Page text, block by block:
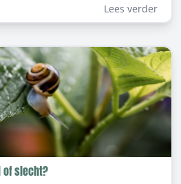
bestrijden op een effectieve
Lees verder
of slecht?